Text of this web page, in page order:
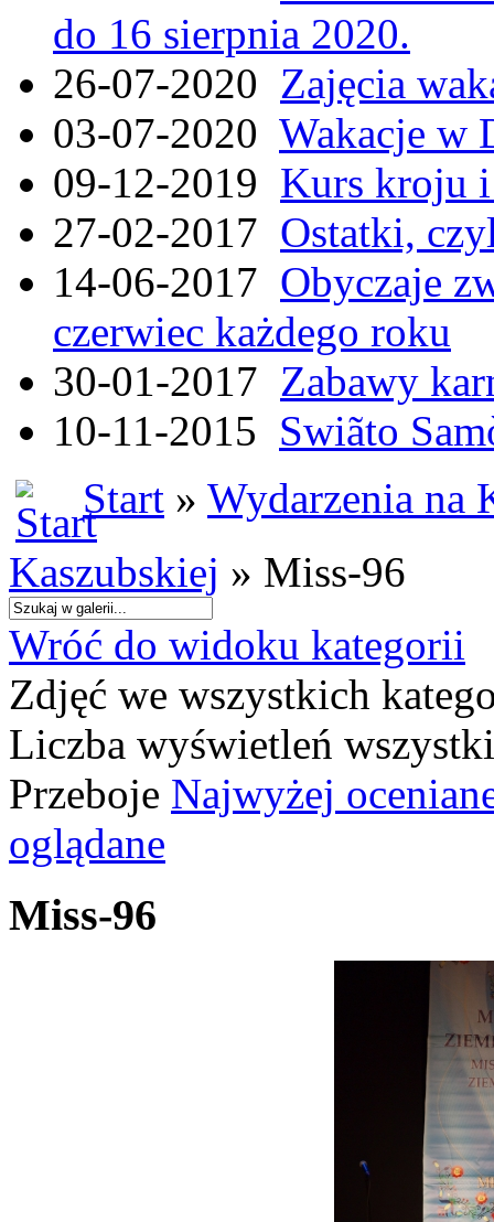
do 16 sierpnia 2020.
26-07-2020 Zajęcia
03-07-2020 Wakacje w
09-12-2019 Kurs kroju i
27-02-2017 Ostatki,
14-06-2017 Obyczaje
czerwiec każdego roku
30-01-2017 Zabawy
10-11-2015 Swiãto
Start » Wydarzenia na
Kaszubskiej » Miss-96
Wróć do widoku kategorii
Zdjęć we wszystkich
Liczba wyświetleń
Przeboje Najwyżej
oglądane
Miss-96